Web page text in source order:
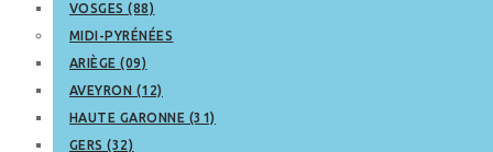
VOSGES (88)
MIDI-PYRÉNÉES
ARIÈGE (09)
AVEYRON (12)
HAUTE GARONNE (31)
GERS (32)